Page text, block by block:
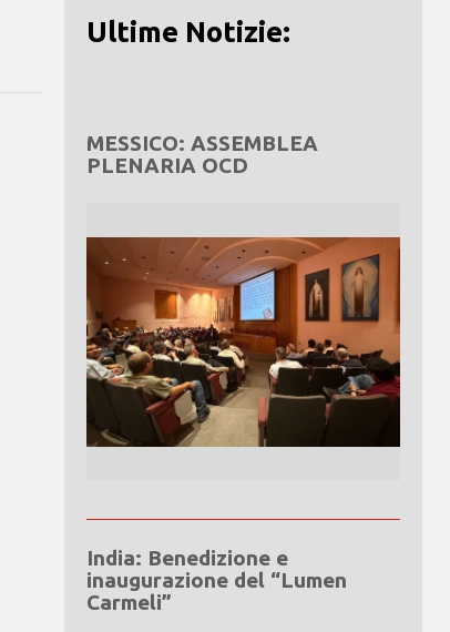
Ultime Notizie:
MESSICO: ASSEMBLEA
PLENARIA OCD
India: Benedizione e
inaugurazione del “Lumen
Carmeli”